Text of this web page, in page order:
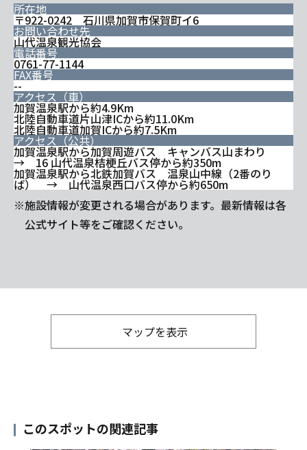
所在地
〒922-0242 石川県加賀市保賀町イ6
お問い合わせ先
山代温泉観光協会
電話番号
0761-77-1144
FAX番号
--
アクセス（車）
加賀温泉駅から約4.9Km
北陸自動車道片山津ICから約11.0Km
北陸自動車道加賀ICから約7.5Km
アクセス（公共）
加賀温泉駅から加賀周遊バス キャンバス山まわり
→ 16 山代温泉桔梗丘バス停から約350m
加賀温泉駅から北鉄加賀バス 温泉山中線（2番のり
ば） → 山代温泉西口バス停から約650m
※施設情報が変更される場合があります。最新情報は各
公式サイト等をご確認ください。
マップを表示
このスポットの関連記事